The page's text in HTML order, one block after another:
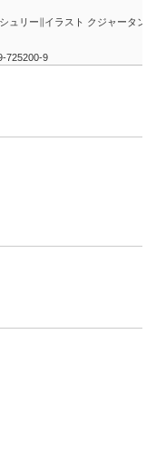
ュリー∥イラスト クジャータン
725200-9